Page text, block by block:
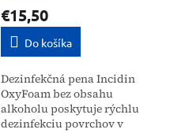
€15,50
Do košíka
Dezinfekčná pena Incidin
OxyFoam bez obsahu
alkoholu poskytuje rýchlu
dezinfekciu povrchov v